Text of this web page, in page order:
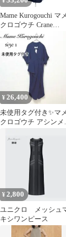
Mame Kurogouchi マ
クロゴウチ Crane
Pattern Jacquard Hand-
Dyed Slip Dress ジャカ
ードキャミソールドレ
ス ワンピース
MM23PS-DR709
¥26,400
未使用タグ付き✨マ
クロゴウチ アシンメ
ピース
¥2,800
ユニクロ メッシュ
キシワンピース